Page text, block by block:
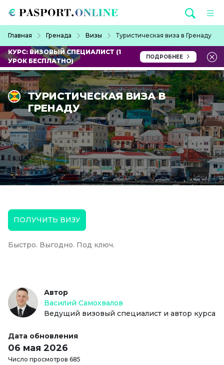
Главная Гренада Визы Туристическая виза в Гренаду
КУРС: ВИЗОВЫЙ СПЕЦИАЛИСТ (1
УРОК БЕСПЛАТНО)
ПОДРОБНЕЕ
ТУРИСТИЧЕСКАЯ ВИЗА В
ГРЕНАДУ
ПОЛУЧИТЬ ВИЗУ
Быстро. Выгодно. Под ключ.
Автор
Василий Самохвалов
Ведущий визовый специалист и автор курса
Дата обновления
06 мая 2026
Число просмотров 685